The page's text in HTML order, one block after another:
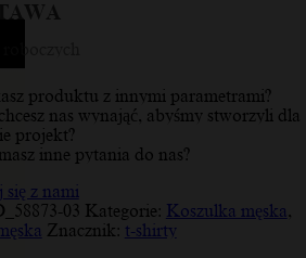
produktu z innymi parametrami?
nas wynająć, abyśmy stworzyli dla
projekt?
inne pytania do nas?
się z nami
03 Kategorie: Koszulka męska,
Znacznik: t-shirty